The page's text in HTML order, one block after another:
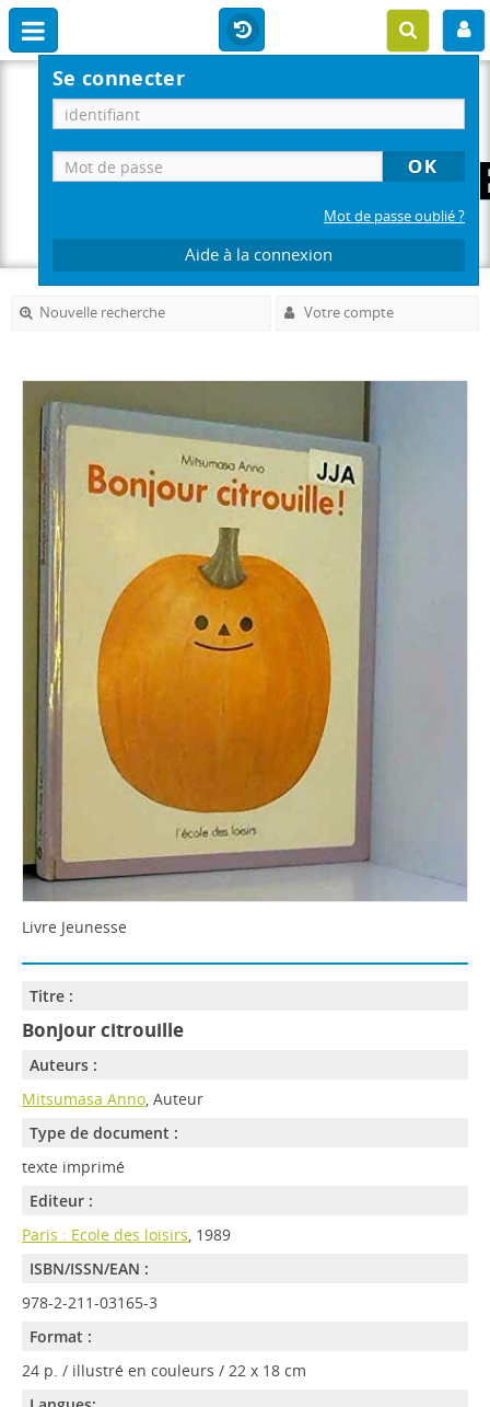
Se connecter
Mot de passe oublié ?
Aide à la connexion
Nouvelle recherche Votre compte
Livre Jeunesse
Titre :
Bonjour citrouille
Auteurs :
Mitsumasa Anno, Auteur
Type de document :
texte imprimé
Editeur :
Paris : Ecole des loisirs, 1989
ISBN/ISSN/EAN :
978-2-211-03165-3
Format :
24 p. / illustré en couleurs / 22 x 18 cm